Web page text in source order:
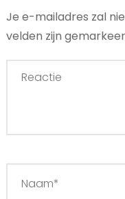
Je e-mailadres zal
velden zijn